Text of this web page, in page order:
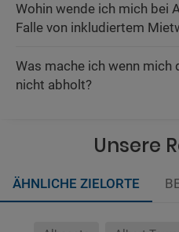
Wohin wende ich mich bei
Falle von inkludiertem
Was mache ich wenn mich
nicht abholt?
Unsere
ÄHNLICHE ZIELORTE